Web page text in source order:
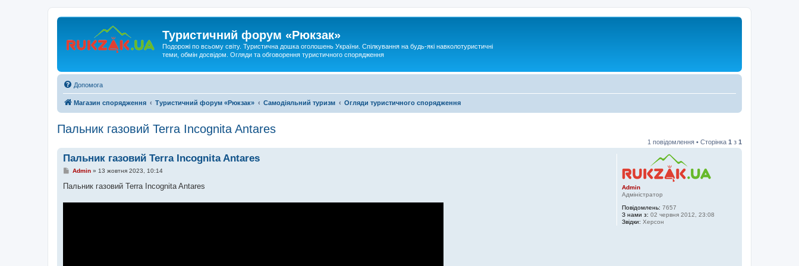
Туристичний форум «Рюкзак»
Подорожі по всьому світу. Туристична дошка оголошень України. Спілкування на будь-які навколотуристичні
теми, обмін досвідом. Огляди та обговорення туристичного спорядження
Допомога
Магазин спорядження Туристичний форум «Рюкзак» Самодіяльний туризм Огляди туристичного спорядження
Пальник газовий Terra Incognita Antares
1 повідомлення • Сторінка 1 з 1
Admin
Адміністратор
Повідомлень: 7657
З нами з: 02 червня 2012, 23:08
Звідки: Херсон
Пальник газовий Terra Incognita Antares
П
в
Admin» 13 жовтня 2023, 10:14
Пальник газовий Terra Incognita Antares